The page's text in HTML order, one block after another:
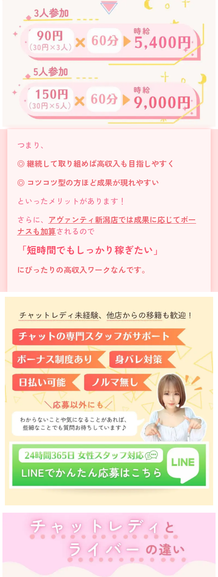
つまり、
◎ 継続して取り組めば高収入も目指しやすく
◎ コツコツ型の方ほど成果が現れやすい
といったメリットがあります！
さらに、 アヴァンティ新潟店では成果に応じてボー
ナスも加算されるので
「短時間でもしっかり稼ぎたい」
にぴったりの高収入ワークなんです。